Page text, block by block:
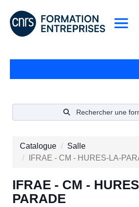
Rechercher une
Catalogue
Salle
IFRAE - CM - HURES-LA-
IFRAE - CM -
PARADE